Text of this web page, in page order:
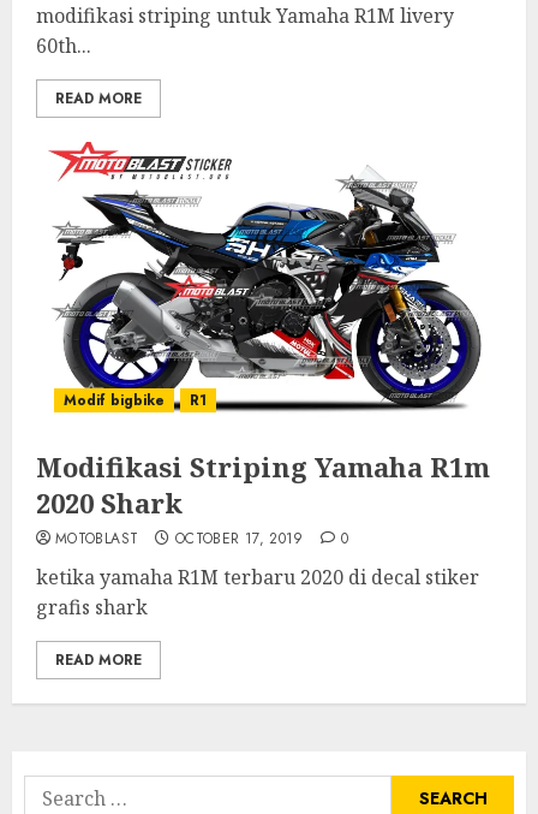
modifikasi striping untuk Yamaha R1M livery
60th...
READ MORE
Modif bigbike R1
Modifikasi Striping Yamaha R1m
2020 Shark
MOTOBLAST OCTOBER 17, 2019 0
ketika yamaha R1M terbaru 2020 di decal stiker
grafis shark
READ MORE
Search